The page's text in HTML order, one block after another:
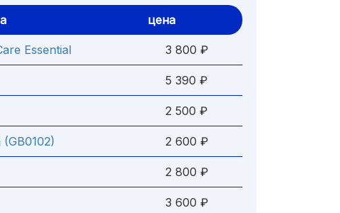
цена
Essential 3 800 ₽
5 390 ₽
2 500 ₽
2 600 ₽
2 800 ₽
3 600 ₽